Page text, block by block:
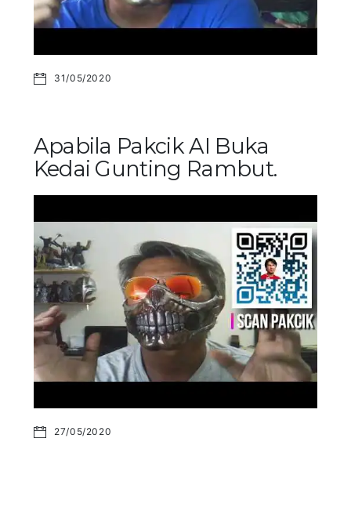
31/05/2020
Apabila Pakcik AI Buka
Kedai Gunting Rambut.
27/05/2020